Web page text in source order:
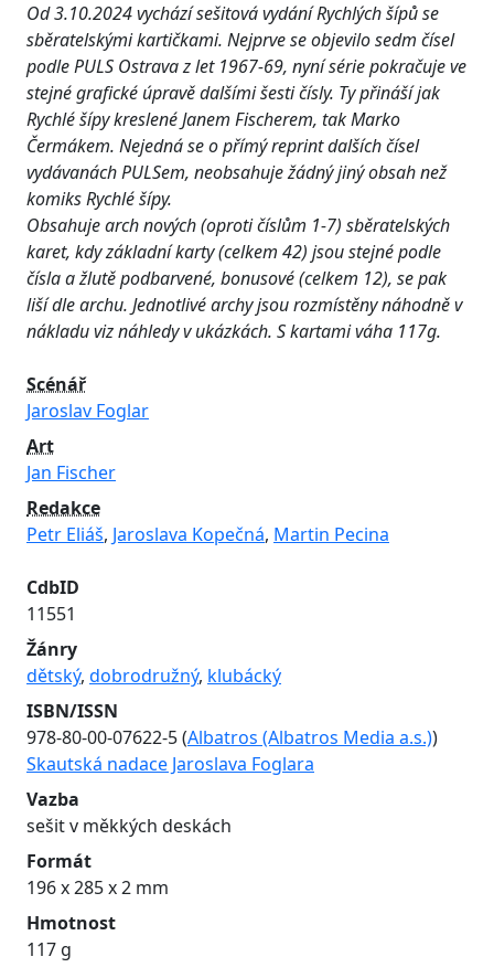
Od 3.10.2024 vychází sešitová vydání Rychlých šípů se
sběratelskými kartičkami. Nejprve se objevilo sedm čísel
podle PULS Ostrava z let 1967-69, nyní série pokračuje ve
stejné grafické úpravě dalšími šesti čísly. Ty přináší jak
Rychlé šípy kreslené Janem Fischerem, tak Marko
Čermákem. Nejedná se o přímý reprint dalších čísel
vydávanách PULSem, neobsahuje žádný jiný obsah než
komiks Rychlé šípy.
Obsahuje arch nových (oproti číslům 1-7) sběratelských
karet, kdy základní karty (celkem 42) jsou stejné podle
čísla a žlutě podbarvené, bonusové (celkem 12), se pak
liší dle archu. Jednotlivé archy jsou rozmístěny náhodně v
nákladu viz náhledy v ukázkách. S kartami váha 117g.
Scénář
Jaroslav Foglar
Art
Jan Fischer
Redakce
Petr Eliáš, Jaroslava Kopečná, Martin Pecina
CdbID
11551
Žánry
dětský, dobrodružný, klubácký
ISBN/ISSN
978-80-00-07622-5 (Albatros (Albatros Media a.s.))
Skautská nadace Jaroslava Foglara
Vazba
sešit v měkkých deskách
Formát
196 x 285 x 2 mm
Hmotnost
117 g